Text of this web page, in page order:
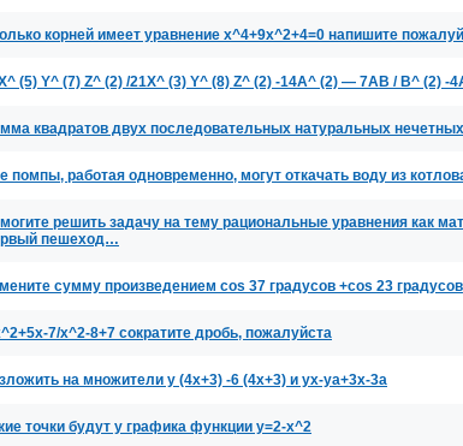
корней имеет уравнение x^4+9x^2+4=0 напишите
(5) Y^ (7) Z^ (2) /21X^ (3) Y^ (8) Z^ (2) -14A^ (2) — 7AB / B^ (2) -
квадратов двух последовательных натуральных
помпы, работая одновременно, могут откачать воду из
решить задачу на тему рациональные уравнения как
пешеход…
сумму произведением cos 37 градусов +cos 23 градусов
7/x^2-8+7 сократите дробь, пожалуйста
на множители y (4x+3) -6 (4x+3) и yx-ya+3x-3a
точки будут у графика функции y=2-x^2